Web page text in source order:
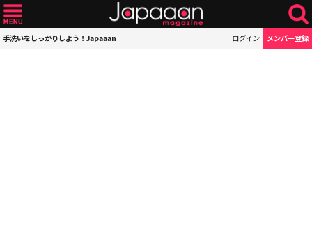
手洗いをしっかりしよう！Japaaan ログイン メンバー登録